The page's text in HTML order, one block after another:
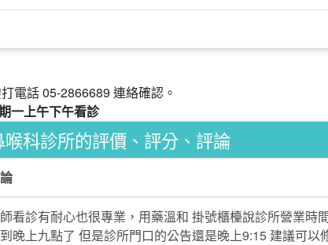
電話 05-2866689 連絡確認。
一上午下午看診
科診所的評價、評分、評論
看診有耐心也很專業，用藥溫和 掛號櫃檯說診所營業時
晚上九點了 但是診所門口的公告還是晚上9:15 建議可以